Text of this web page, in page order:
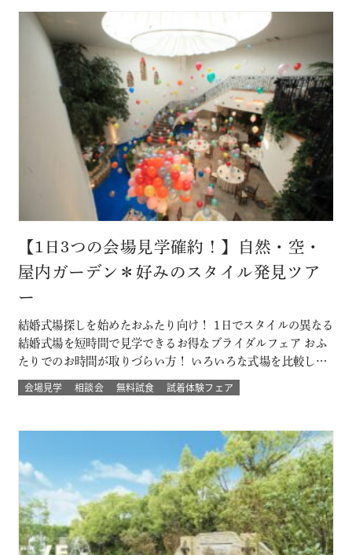
【1日3つの会場見学確約！】自然・空・
屋内ガーデン＊好みのスタイル発見ツア
ー
結婚式場探しを始めたおふたり向け！ 1日でスタイルの異なる
結婚式場を短時間で見学できるお得なブライダルフェア おふ
たりでのお時間が取りづらい方！ いろいろな式場を比較した
い方！ 結婚式のイメージが決まってない方！にもおすすめな
ツアーです☆ 自然の中でアットホームに、空の雰囲気を感じ
チャンス！！ このフェ…
会場見学 相談会 無料試食 試着体験フェア